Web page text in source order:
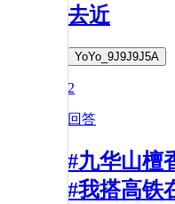
去近
YoYo_9J9J9J5A
2
回答
#九华山檀
#我搭高铁